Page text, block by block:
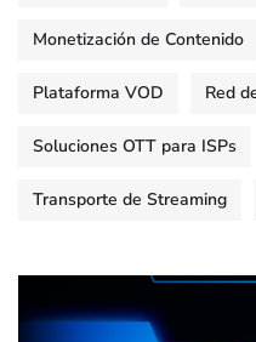
Monetización de Contenido
Plataforma VOD Red
Soluciones OTT para ISPs
Transporte de Streaming